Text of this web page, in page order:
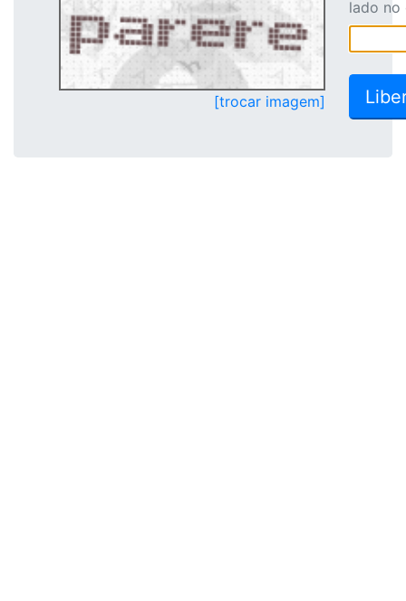
[trocar imagem]
lado no